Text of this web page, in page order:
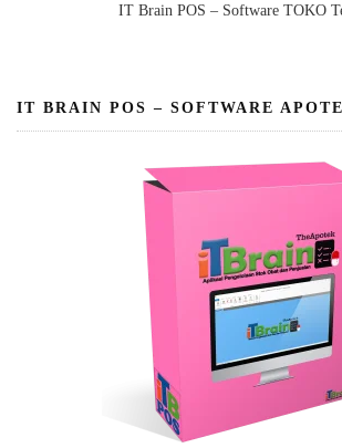
IT Brain POS – Software TOKO
IT BRAIN POS – SOFTWARE